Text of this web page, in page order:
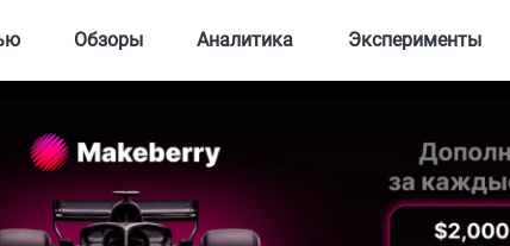
Обзоры Аналитика Эксперименты